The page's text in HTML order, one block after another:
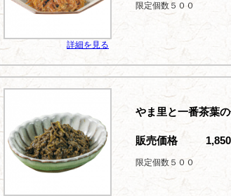
詳細を見る
限定個数５００
やま里と一番茶葉
販売価格
限定個数５００